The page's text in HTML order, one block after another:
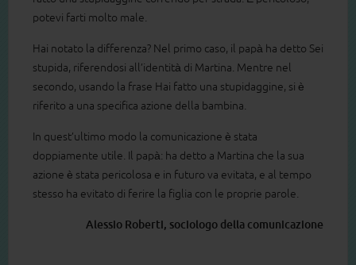
potevi farti molto male.
Hai notato la differenza? Nel primo caso, il papà ha detto Sei
stupida, riferendosi all’identità di Martina. Mentre nel
secondo, usando la frase Hai fatto una stupidaggine, si è
riferito a una specifica azione della bambina.
In quest’ultimo modo la comunicazione è stata
doppiamente utile. Il papà: ha detto a Martina che la sua
azione è stata pericolosa e in futuro va evitata, e al tempo
stesso ha evitato di ferire la figlia con le proprie parole.
Alessio Roberti, sociologo della comunicazione